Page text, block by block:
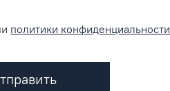
политики конфиденциальности